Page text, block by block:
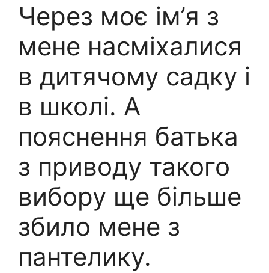
Через моє ім’я з
мене насміхалися
в дитячому садку і
в школі. А
пояснення батька
з приводу такого
вибору ще більше
збило мене з
пантелику.